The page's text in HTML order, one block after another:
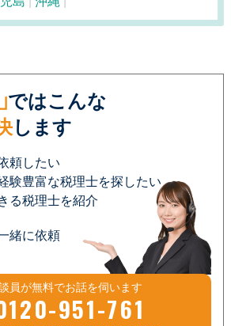
ではこんな
します
頼したい
験豊富な税理士を探したい
る税理士を紹介
緒に依頼
員が無料でお話を伺います
951-761